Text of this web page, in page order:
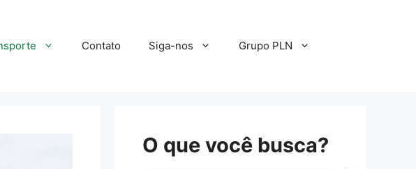
Contato Siga-nos Grupo PLN
O que você busca?